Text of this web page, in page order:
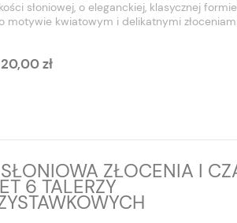
słoniowej, o eleganckiej, klasycznej
motywie kwiatowym i delikatnymi
zł
ZŁOCENIA I
6 TALERZY